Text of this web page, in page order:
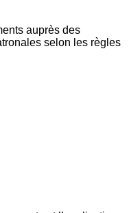
auprès des
selon les règles